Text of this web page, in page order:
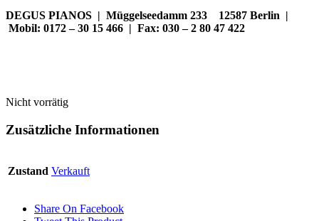
DEGUS PIANOS | Müggelseedamm 233 12587 Berlin |
Mobil: 0172 – 30 15 466 | Fax: 030 – 2 80 47 422
Nicht vorrätig
Zusätzliche Informationen
Zustand Verkauft
Share On Facebook